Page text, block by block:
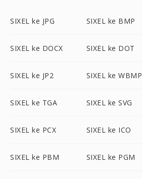
SIXEL ke JPG SIXEL ke BMP
SIXEL ke DOCX SIXEL ke DOT
SIXEL ke JP2 SIXEL ke WBMP
SIXEL ke TGA SIXEL ke SVG
SIXEL ke PCX SIXEL ke ICO
SIXEL ke PBM SIXEL ke PGM